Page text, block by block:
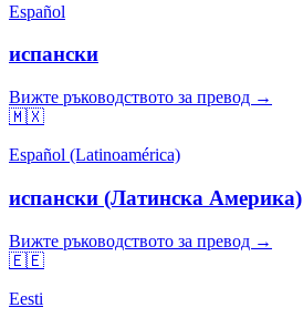
Español
испански
Вижте ръководството за превод →
🇲🇽
Español (Latinoamérica)
испански (Латинска Америка)
Вижте ръководството за превод →
🇪🇪
Eesti